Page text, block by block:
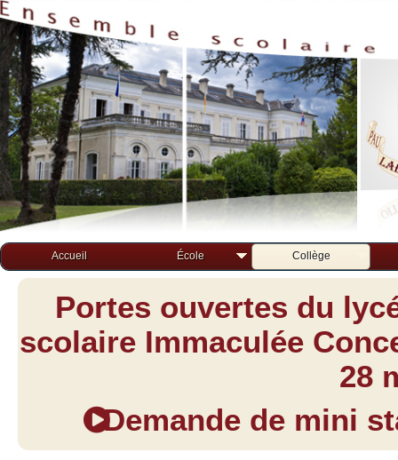
Accueil École Collège
Portes ouvertes du
scolaire Immaculée
28
Demande de mini